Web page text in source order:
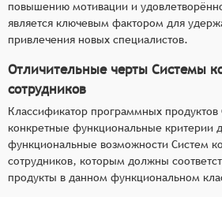
повышению мотивации и
является ключевым фактором для
привлечения новых специалистов.
Отличительные черты Системы
сотрудников
Классификатор программных продуктов
конкретные функциональные критерии
функциональные возможности Систем
сотрудников, которым должны
продукты в данном функциональном